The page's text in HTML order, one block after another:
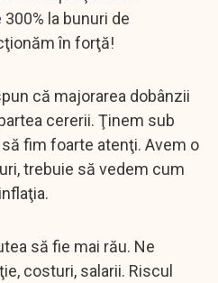
la bunuri de
în forţă!
că majorarea dobânzii
cererii. Ţinem sub
fim foarte atenţi. Avem o
trebuie să vedem cum
să fie mai rău. Ne
costuri, salarii. Riscul